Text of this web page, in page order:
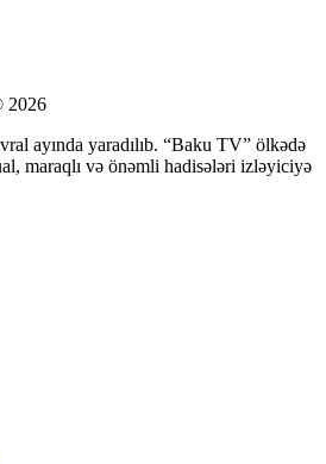
2026
ayında yaradılıb. “Baku TV” ölkədə
maraqlı və önəmli hadisələri izləyiciyə